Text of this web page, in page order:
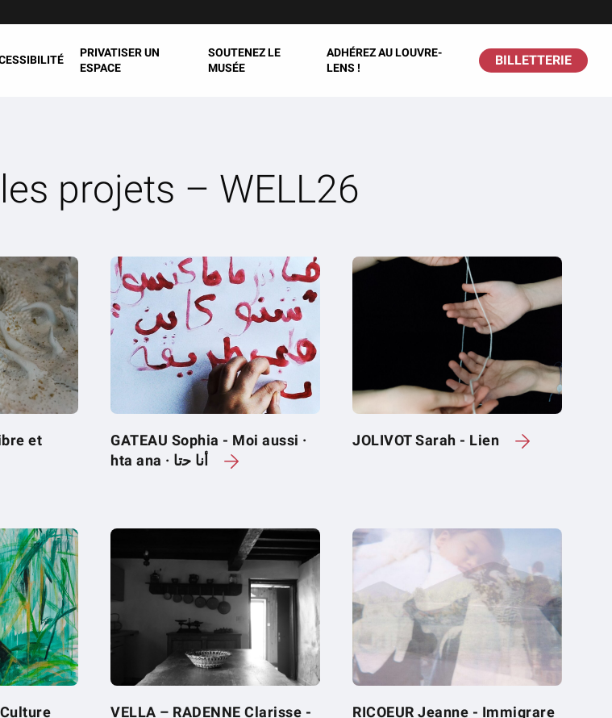
PRIVATISER UN
ESPACE
SOUTENEZ LE
MUSÉE
ADHÉREZ AU LOUVRE-
LENS !
BILLETTERIE
projets – WELL26
et
GATEAU Sophia - Moi aussi ·
JOLIVOT Sarah - Lien
VELLA – RADENNE Clarisse -
RICOEUR Jeanne - Immigrare